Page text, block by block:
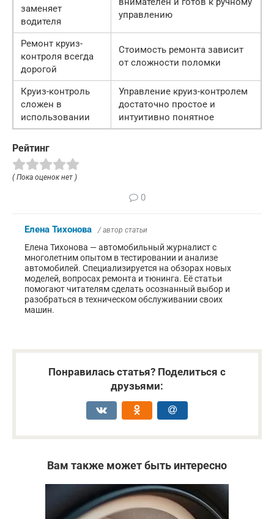
заменяет
водителя
управлению
Ремонт круиз-
контроля всегда
дорогой
Стоимость ремонта зависит
от сложности поломки
Круиз-контроль
сложен в
использовании
Управление круиз-контролем
достаточно простое и
интуитивно понятное
Рейтинг
( Пока оценок нет )
0
Елена Тихонова / автор статьи
Елена Тихонова — автомобильный журналист с
многолетним опытом в тестировании и анализе
автомобилей. Специализируется на обзорах новых
моделей, вопросах ремонта и тюнинга. Её статьи
помогают читателям сделать осознанный выбор и
разобраться в техническом обслуживании своих
машин.
Понравилась статья? Поделиться с
друзьями:
Вам также может быть интересно